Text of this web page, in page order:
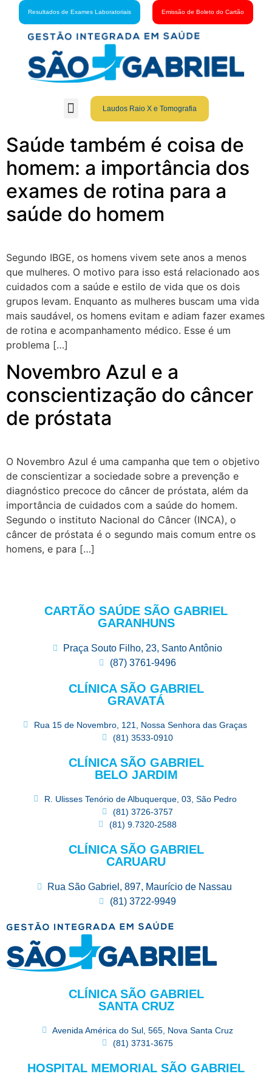
Resultados de Exames Laboratoriais Emissão de Boleto do Cartão
Laudos Raio X e Tomografia
Saúde também é coisa de
homem: a importância dos
exames de rotina para a
saúde do homem
Segundo IBGE, os homens vivem sete anos a menos
que mulheres. O motivo para isso está relacionado aos
cuidados com a saúde e estilo de vida que os dois
grupos levam. Enquanto as mulheres buscam uma vida
mais saudável, os homens evitam e adiam fazer exames
de rotina e acompanhamento médico. Esse é um
problema […]
Novembro Azul e a
conscientização do câncer
de próstata
O Novembro Azul é uma campanha que tem o objetivo
de conscientizar a sociedade sobre a prevenção e
diagnóstico precoce do câncer de próstata, além da
importância de cuidados com a saúde do homem.
Segundo o instituto Nacional do Câncer (INCA), o
câncer de próstata é o segundo mais comum entre os
homens, e para […]
CARTÃO SAÚDE SÃO GABRIEL
GARANHUNS
Praça Souto Filho, 23, Santo Antônio
(87) 3761-9496
CLÍNICA SÃO GABRIEL
GRAVATÁ
Rua 15 de Novembro, 121, Nossa Senhora das Graças
(81) 3533-0910
CLÍNICA SÃO GABRIEL
BELO JARDIM
R. Ulisses Tenório de Albuquerque, 03, São Pedro
(81) 3726-3757
(81) 9.7320-2588
CLÍNICA SÃO GABRIEL
CARUARU
Rua São Gabriel, 897, Maurício de Nassau
(81) 3722-9949
CLÍNICA SÃO GABRIEL
SANTA CRUZ
Avenida América do Sul, 565, Nova Santa Cruz
(81) 3731-3675
HOSPITAL MEMORIAL SÃO GABRIEL